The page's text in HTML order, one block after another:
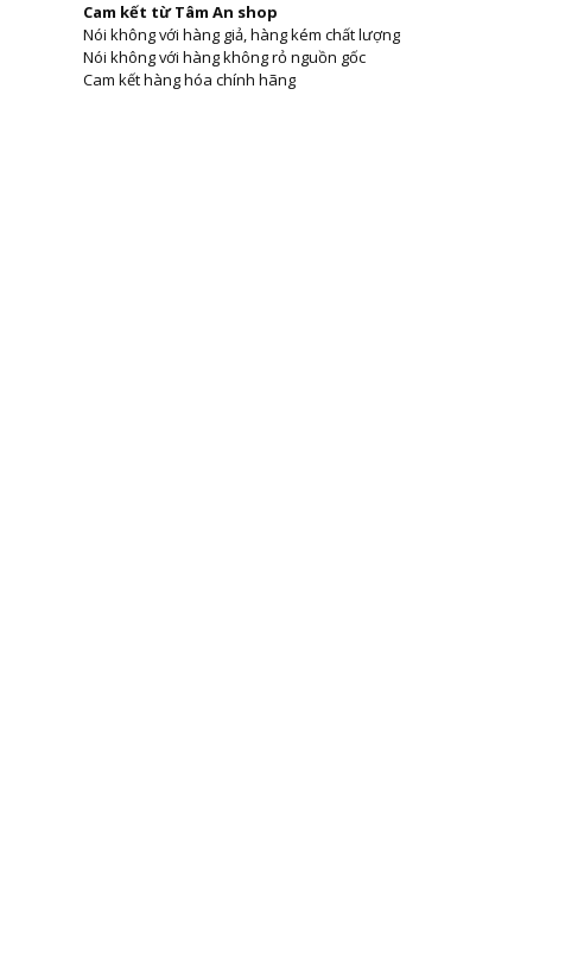
Cam kết từ Tâm An shop
Nói không với hàng giả, hàng kém chất lượng
Nói không với hàng không rỏ nguồn gốc
Cam kết hàng hóa chính hãng